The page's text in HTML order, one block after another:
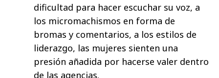
dificultad para hacer escuchar su voz, a
los micromachismos en forma de
bromas y comentarios, a los estilos de
liderazgo, las mujeres sienten una
presión añadida por hacerse valer dentro
de las agencias.